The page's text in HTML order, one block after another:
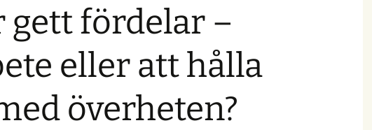
gett fördelar –
eller att hålla
överheten?